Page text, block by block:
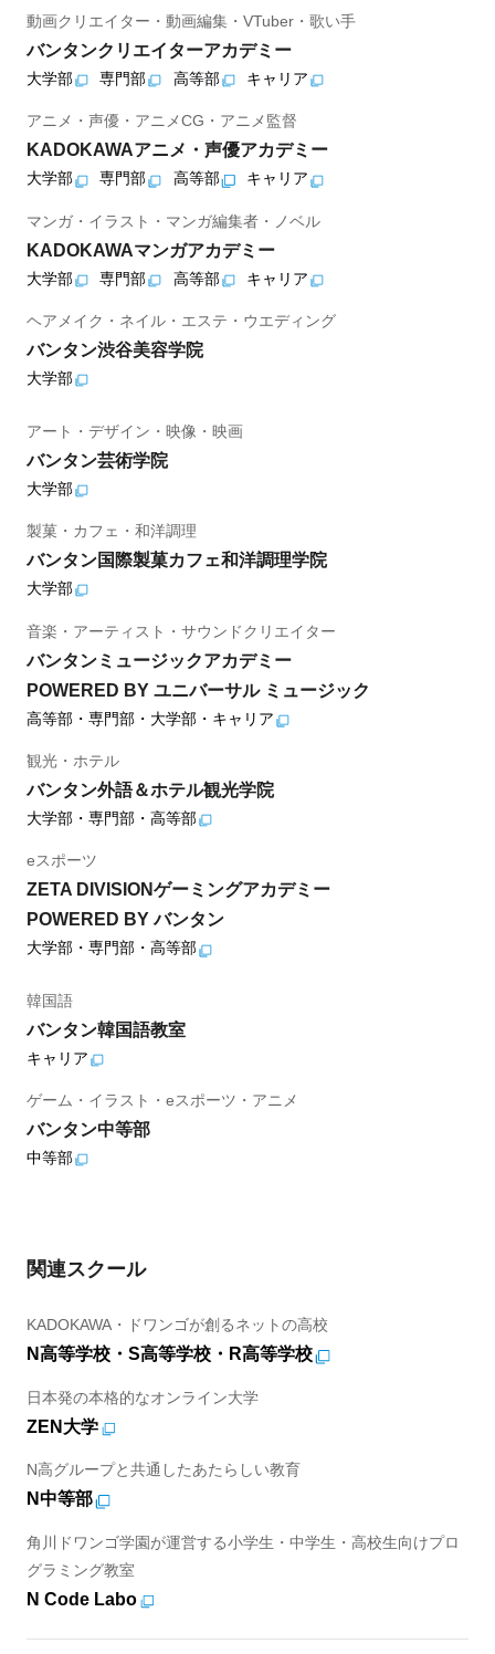
動画クリエイター・動画編集・VTuber・歌い手
バンタンクリエイターアカデミー
大学部 専門部 高等部 キャリア
アニメ・声優・アニメCG・アニメ監督
KADOKAWAアニメ・声優アカデミー
大学部 専門部 高等部 キャリア
マンガ・イラスト・マンガ編集者・ノベル
KADOKAWAマンガアカデミー
大学部 専門部 高等部 キャリア
ヘアメイク・ネイル・エステ・ウエディング
バンタン渋谷美容学院
大学部
アート・デザイン・映像・映画
バンタン芸術学院
大学部
製菓・カフェ・和洋調理
バンタン国際製菓カフェ和洋調理学院
大学部
音楽・アーティスト・サウンドクリエイター
バンタンミュージックアカデミー
POWERED BY ユニバーサル ミュージック
高等部・専門部・大学部・キャリア
観光・ホテル
バンタン外語＆ホテル観光学院
大学部・専門部・高等部
eスポーツ
ZETA DIVISIONゲーミングアカデミー
POWERED BY バンタン
大学部・専門部・高等部
韓国語
バンタン韓国語教室
キャリア
ゲーム・イラスト・eスポーツ・アニメ
バンタン中等部
中等部
関連スクール
KADOKAWA・ドワンゴが創るネットの高校
N高等学校・S高等学校・R高等学校
日本発の本格的なオンライン大学
ZEN大学
N高グループと共通したあたらしい教育
N中等部
角川ドワンゴ学園が運営する小学生・中学生・高校生向けプロ
グラミング教室
N Code Labo